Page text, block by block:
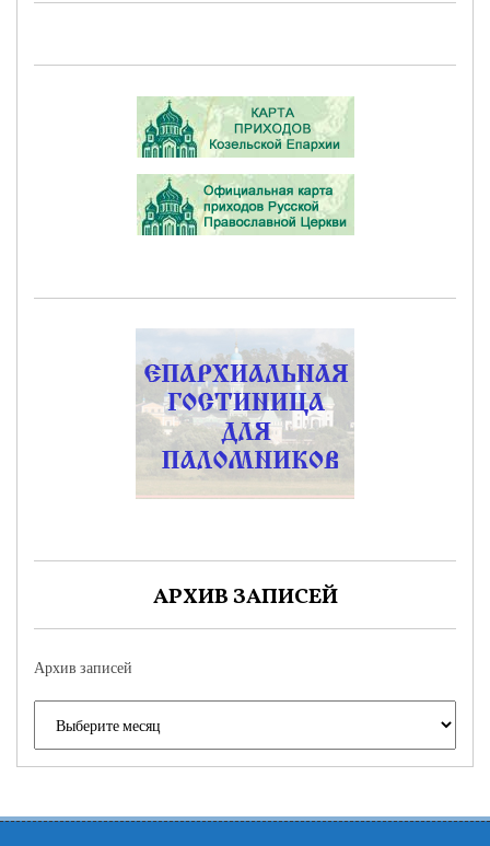
АРХИВ ЗАПИСЕЙ
Архив записей